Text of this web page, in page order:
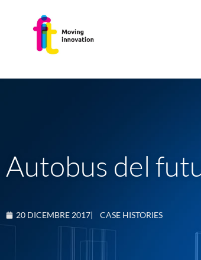
Autobus del
20 DICEMBRE 2017| CASE HISTORIES